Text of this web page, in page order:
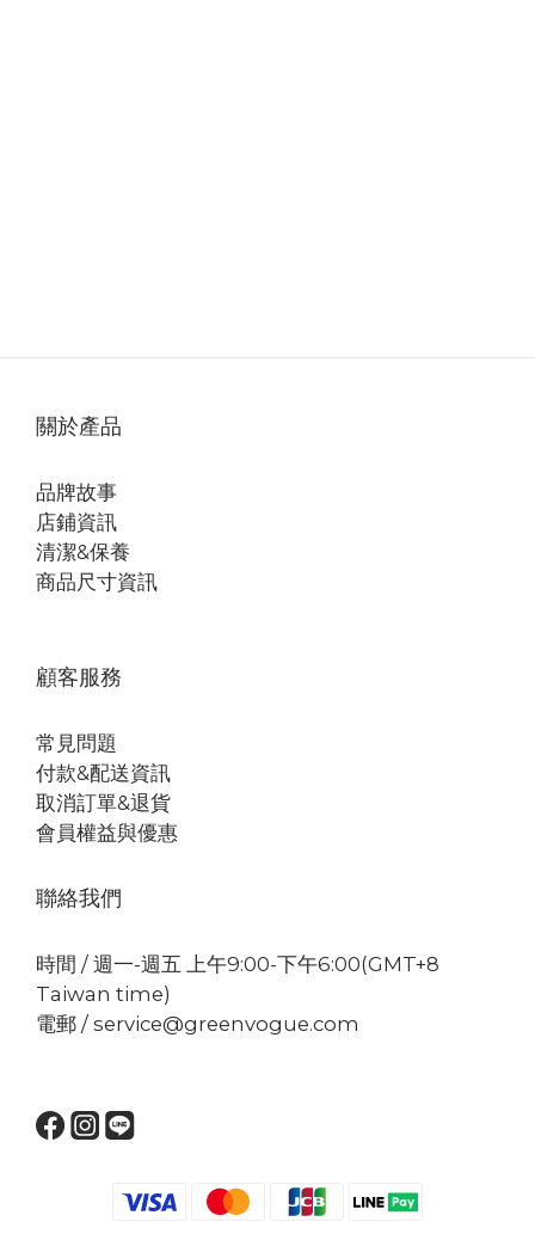
關於產品
品牌故事
店鋪資訊
清潔&保養
商品尺寸資訊
顧客服務
常見問題
付款&配送資訊
取消訂單&退貨
會員權益與優惠
聯絡我們
時間 / 週一-週五 上午9:00-下午6:00(GMT+8
Taiwan time)
電郵 / service@greenvogue.com